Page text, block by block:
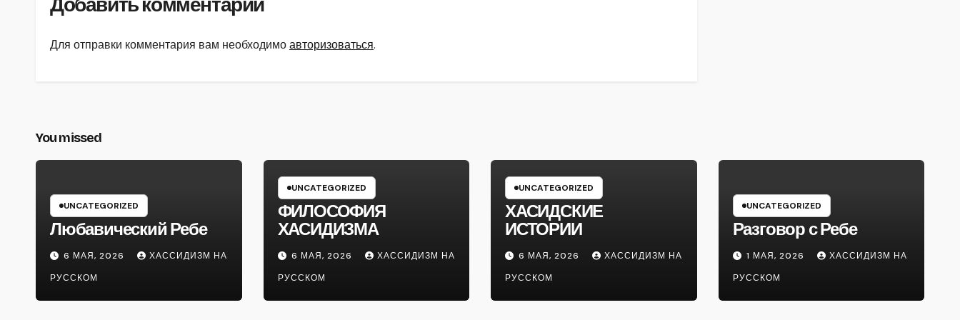
Добавить комментарий
Для отправки комментария вам необходимоавторизоваться.
You missed
UNCATEGORIZED
Любавический Ребе
6 МАЯ, 2026
ХАССИДИЗМ НА
РУССКОМ
UNCATEGORIZED
ФИЛОСОФИЯ
ХАСИДИЗМА
6 МАЯ, 2026
ХАССИДИЗМ НА
РУССКОМ
UNCATEGORIZED
ХАСИДСКИЕ
ИСТОРИИ
6 МАЯ, 2026
ХАССИДИЗМ НА
РУССКОМ
UNCATEGORIZED
Разговор с Ребе
1 МАЯ, 2026
ХАССИДИЗМ НА
РУССКОМ